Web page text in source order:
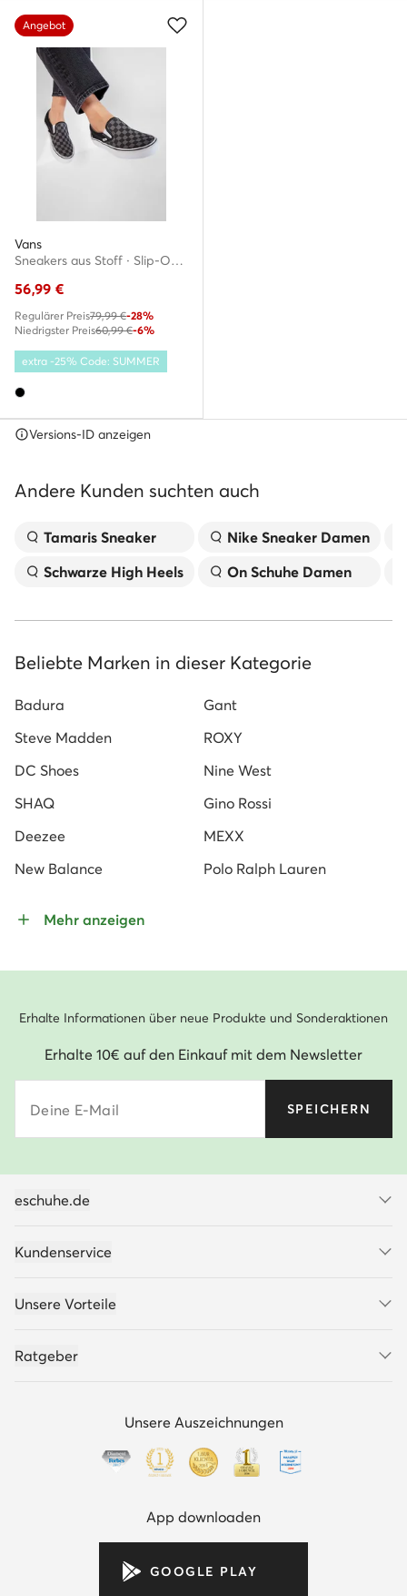
Angebot
Vans
Sneakers aus Stoff · Slip-On · Schwarz
56,99 €
Regulärer Preis79,99 €-28%
Niedrigster Preis60,99 €-6%
extra -25% Code: SUMMER
Versions-ID anzeigen
Andere Kunden suchten auch
Tamaris Sneaker
Schwarze High Heels
Nike Sneaker Damen
On Schuhe Damen
Beliebte Marken in dieser Kategorie
Badura
Gant
Steve Madden
ROXY
DC Shoes
Nine West
SHAQ
Gino Rossi
Deezee
MEXX
New Balance
Polo Ralph Lauren
Mehr anzeigen
Erhalte Informationen über neue Produkte und Sonderaktionen
Erhalte 10€ auf den Einkauf mit dem Newsletter
Deine E-Mail SPEICHERN
eschuhe.de
Kundenservice
Unsere Vorteile
Ratgeber
Unsere Auszeichnungen
App downloaden
GOOGLE PLAY